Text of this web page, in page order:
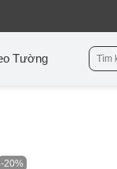
Tường
Tìm
kiếm:
-20%